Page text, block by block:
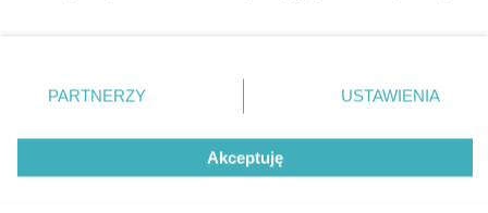
Gliwice
prywatności znajdujący się w lewym dolnym rogu strony
. Niektóre rodzaje przetwarzania danych nie wymagają
zgody użytkownika, ale masz prawo sprzeciwić się
takiemu przetwarzaniu. Preferencje będą miały
zastosowania tylko na tej witrynie.
PARTNERZY USTAWIENIA
Akceptuję